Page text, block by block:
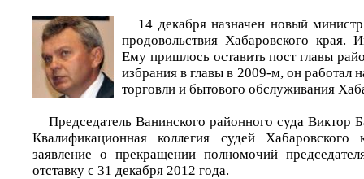
14 декабря назначен новый
продовольствия Хабаровского края.
Ему пришлось оставить пост главы
избрания в главы в 2009-м, он работал
торговли и бытового обслуживания
Председатель Ванинского районного суда Виктор
Квалификационная коллегия судей Хабаровского
заявление о прекращении полномочий
отставку с 31 декабря 2012 года.